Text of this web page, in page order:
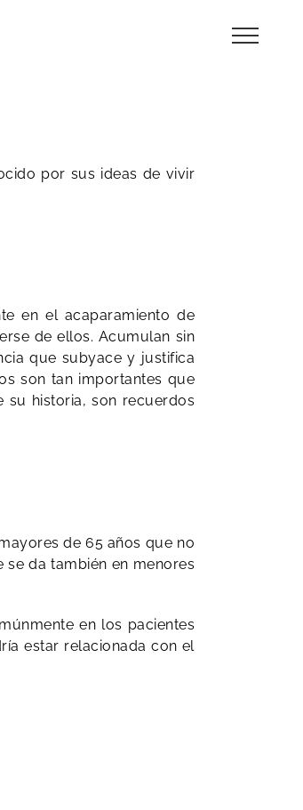
por sus ideas de vivir
en el acaparamiento de
de ellos. Acumulan sin
que subyace y justifica
son tan importantes que
su historia, son recuerdos
de 65 años que no
da también en menores
en los pacientes
estar relacionada con el